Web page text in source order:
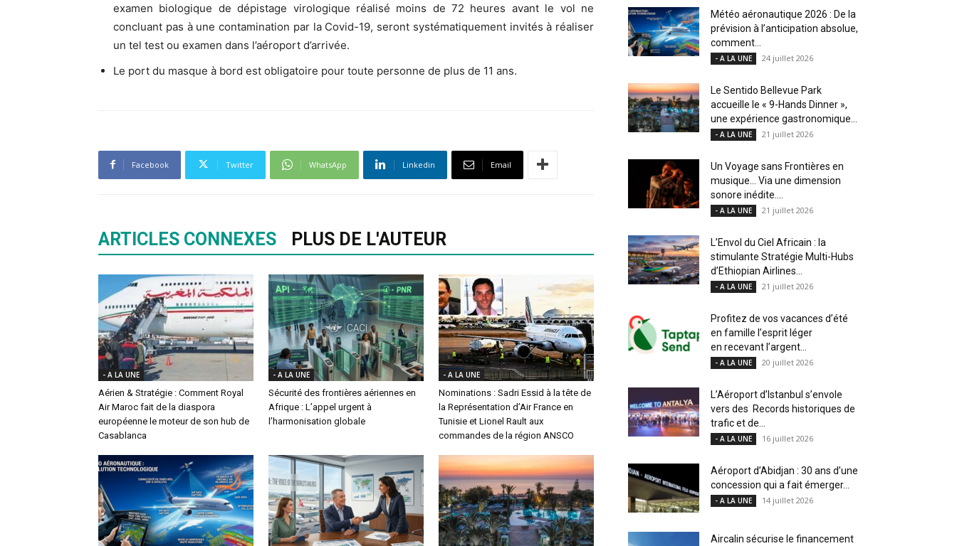
examen biologique de dépistage virologique réalisé moins de 72 heures avant le vol ne
concluant pas à une contamination par la Covid-19, seront systématiquement invités à réaliser
un tel test ou examen dans l’aéroport d’arrivée.
Le port du masque à bord est obligatoire pour toute personne de plus de 11 ans.
Facebook Twitter WhatsApp Linkedin Email
ARTICLES CONNEXES PLUS DE L'AUTEUR
- A LA UNE
Aérien & Stratégie : Comment Royal
Air Maroc fait de la diaspora
européenne le moteur de son hub de
Casablanca
- A LA UNE
Sécurité des frontières aériennes en
Afrique : L’appel urgent à
l’harmonisation globale
- A LA UNE
Nominations : Sadri Essid à la tête de
la Représentation d’Air France en
Tunisie et Lionel Rault aux
commandes de la région ANSCO
Météo aéronautique 2026 : De la
prévision à l’anticipation absolue,
comment...
- A LA UNE 24 juillet 2026
Le Sentido Bellevue Park
accueille le « 9-Hands Dinner »,
une expérience gastronomique...
- A LA UNE 21 juillet 2026
Un Voyage sans Frontières en
musique… Via une dimension
sonore inédite....
- A LA UNE 21 juillet 2026
L’Envol du Ciel Africain : la
stimulante Stratégie Multi-Hubs
d’Ethiopian Airlines...
- A LA UNE 21 juillet 2026
Profitez de vos vacances d’été
en famille l’esprit léger
en recevant l’argent...
- A LA UNE 20 juillet 2026
L’Aéroport d’Istanbul s’envole
vers des Records historiques de
trafic et de...
- A LA UNE 16 juillet 2026
Aéroport d’Abidjan : 30 ans d’une
concession qui a fait émerger...
- A LA UNE 14 juillet 2026
Aircalin sécurise le financement